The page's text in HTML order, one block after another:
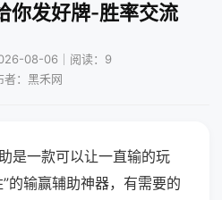
你发好牌-胜率交流
08-06｜阅读：9
者：黑禾网
是一款可以让一直输的玩
的输赢辅助神器，有需要的